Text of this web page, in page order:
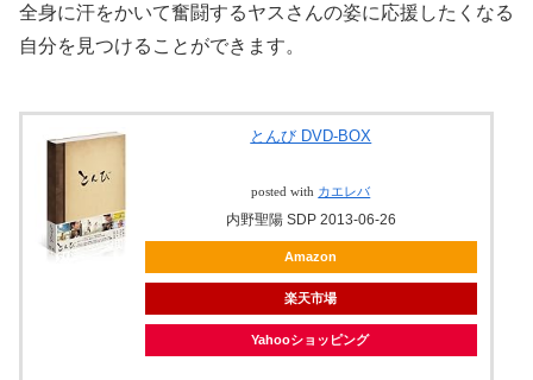
全身に汗をかいて奮闘するヤスさんの姿に応援したくなる
自分を見つけることができます。
とんび DVD-BOX
posted with カエレバ
内野聖陽 SDP 2013-06-26
Amazon
楽天市場
Yahooショッピング